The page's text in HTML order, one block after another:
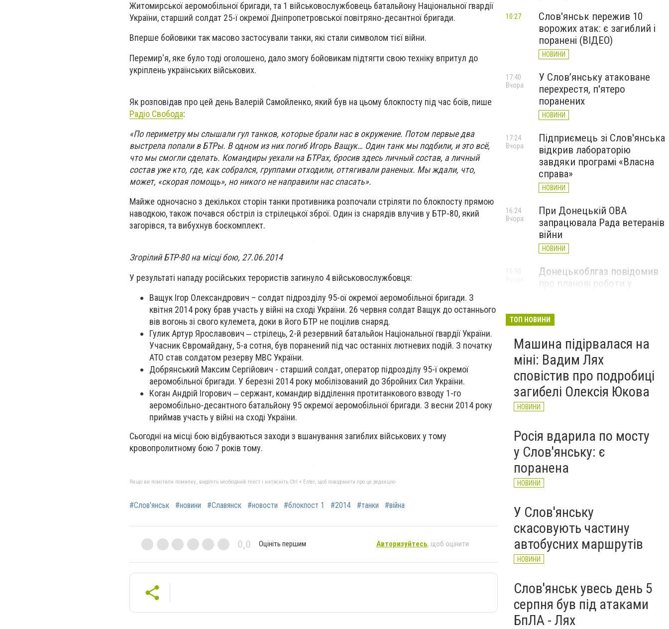
Житомирської аеромобільної бригади, та 1 військовослужбовець батальйону Національної гвардії
України, старший солдат 25-ї окремої Дніпропетровської повітряно-десантної бригади.
Вперше бойовики так масово застосували танки, які стали символом тієї війни.
Перемир'я, яке було тоді оголошено, дало змогу бойовикам підтягти свою техніку впритул до
укріплень українських військових.
Як розповідав про цей день Валерій Самойленко, який був на цьому блокпосту під час боїв, пише
Радіо Свобода:
«По периметру мы слышали гул танков, которые брали нас в окружение. Потом первые два
выстрела попали в БТРы. В одном из них погиб Игорь Ващук… Один танк мы подбили, и это всё,
что мы смогли сделать. Командиры уехали на БТРах, бросив здесь личный состав, а личный
состав уже кто, где, как собрался, группами отходили, оттягивали раненых. Мы ждали, что,
может, «скорая помощь», но никого не направили нас спасать».
Майже одночасно з декількох сторін танки противника розпочали стріляти по блокпосту прямою
наводкою, також почався обстріл із стрілецької зброї. Один із снарядів влучив у БТР-80, який
загорівся, та вибухнув боєкомплект.
Згорілий БТР-80 на місці бою, 27.06.2014
У результаті нападу російських терористів загинуло 4 військовослужбовця:
Ващук Ігор Олександрович – солдат підрозділу 95-ої окремої аеромобільної бригади. З
квітня 2014 року брав участь у війні на сході України. 26 червня солдат Ващук до останнього
вів вогонь зі свого кулемета, доки в його БТР не поцілив снаряд.
Гулик Артур Ярославович ‒ стрілець, 2-й резервний батальйон Національної гвардії України.
Учасник Євромайдану, 5-а сотня, був поранений під час останніх лютневих подій. З початку
АТО став солдатом резерву МВС України.
Добрянський Максим Сергійович - старший солдат, оператор підрозділу 95-ї окремої
аеромобільної бригади. У березні 2014 року мобілізований до Збройних Сил України.
Коган Андрій Ігорович ‒ сержант, командир відділення протитанкового взводу 1-го
аеромобільно-десантного батальйону 95 окремої аеромобільної бригади. З весни 2014 року
приймав участь у війні на сході України.
Сьогодні на місці бою відбуваються заходи з вшанування загиблих військових у тому
кровопролитному бою 7 років тому.
Якщо ви помітили помилку, виділіть необхідний текст і натисніть Ctrl + Enter, щоб повідомити про це редакцію
#Слов'янськ #новини #Славянск #новости #блокпост 1 #2014 #танки #війна
0,0 Оцініть першим Авторизуйтесь, щоб оцінити
Слов'янськ пережив 10
ворожих атак: є загиблий і
поранені (ВІДЕО)
НОВИНИ
10:27
У Слов’янську атаковане
перехрестя, п'ятеро
поранених
НОВИНИ
17:40
Вчора
Підприємець зі Слов'янська
відкрив лабораторію
завдяки програмі «Власна
справа»
НОВИНИ
17:24
Вчора
При Донецькій ОВА
запрацювала Рада ветеранів
війни
НОВИНИ
16:24
Вчора
Донецькоблгаз повідомив
про планові роботи у
НОВИНИ
15:30
ТОП НОВИНИ
Машина підірвалася на
міні: Вадим Лях
сповістив про подробиці
загибелі Олексія Юкова
НОВИНИ
Росія вдарила по мосту
у Слов'янську: є
поранена
НОВИНИ
У Слов'янську
скасовують частину
автобусних маршрутів
НОВИНИ
Слов'янськ увесь день 5
серпня був під атаками
БпЛА - Лях